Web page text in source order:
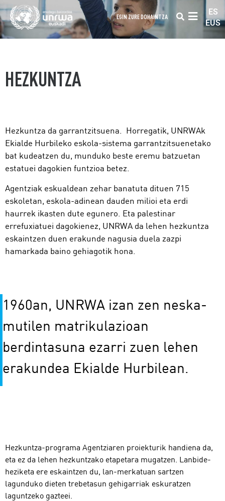
EGIN ZURE DOHAINTZA
ES
EUS
HEZKUNTZA
Hezkuntza da garrantzitsuena. Horregatik, UNRWAk
Ekialde Hurbileko eskola-sistema garrantzitsuenetako
bat kudeatzen du, munduko beste eremu batzuetan
estatuei dagokien funtzioa betez.
Agentziak eskualdean zehar banatuta dituen 715
eskoletan, eskola-adinean dauden milioi eta erdi
haurrek ikasten dute egunero. Eta palestinar
errefuxiatuei dagokienez, UNRWA da lehen hezkuntza
eskaintzen duen erakunde nagusia duela zazpi
hamarkada baino gehiagotik hona.
1960an, UNRWA izan zen neska-
mutilen matrikulazioan
berdintasuna ezarri zuen lehen
erakundea Ekialde Hurbilean.
Hezkuntza-programa Agentziaren proiekturik handiena da,
eta ez da lehen hezkuntzako etapetara mugatzen. Lanbide-
heziketa ere eskaintzen du, lan-merkatuan sartzen
lagunduko dieten trebetasun gehigarriak eskuratzen
laguntzeko gazteei.